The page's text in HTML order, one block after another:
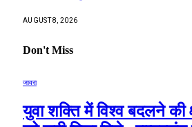
AUGUST 8, 2026
Don't Miss
जावरा
युवा शक्ति में विश्व बदलने की